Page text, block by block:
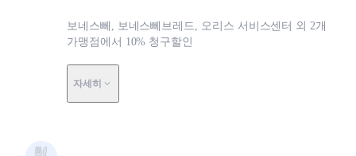
보네스뻬, 보네스뻬브레드, 오리스 서비스센터 외 2개
가맹점에서 10% 청구할인
자세히